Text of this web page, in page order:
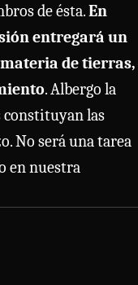
de ésta.En
entregará un
de tierras,
. Albergo la
constituyan las
No será una tarea
en nuestra